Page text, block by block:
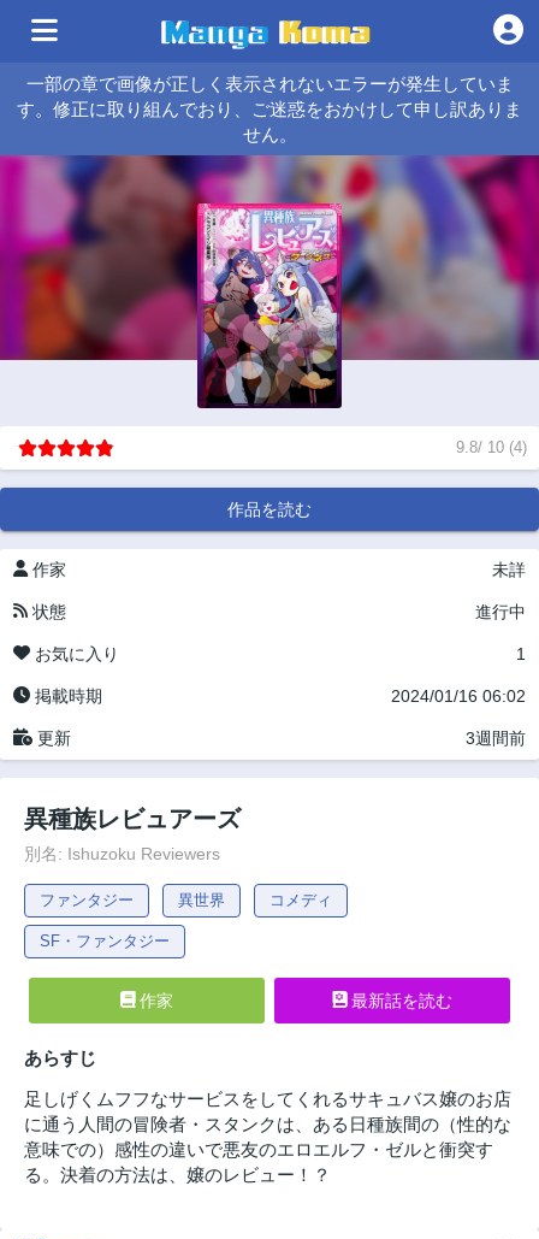
一部の章で画像が正しく表示されないエラーが発生していま
す。修正に取り組んでおり、ご迷惑をおかけして申し訳ありま
せん。
9.8/ 10 (4)
作品を読む
作家 未詳
状態 進行中
お気に入り 1
掲載時期 2024/01/16 06:02
更新 3週間前
異種族レビュアーズ
別名: Ishuzoku Reviewers
ファンタジー 異世界 コメディ
SF・ファンタジー
作家 最新話を読む
あらすじ
足しげくムフフなサービスをしてくれるサキュバス嬢のお店
に通う人間の冒険者・スタンクは、ある日種族間の（性的な
意味での）感性の違いで悪友のエロエルフ・ゼルと衝突す
る。決着の方法は、嬢のレビュー！？